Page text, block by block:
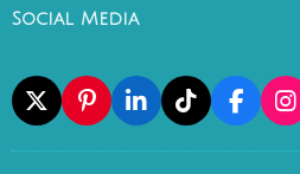
Social Media
X
P
I
N
L
I
N
T
I
K
F
A
C
I
N
S